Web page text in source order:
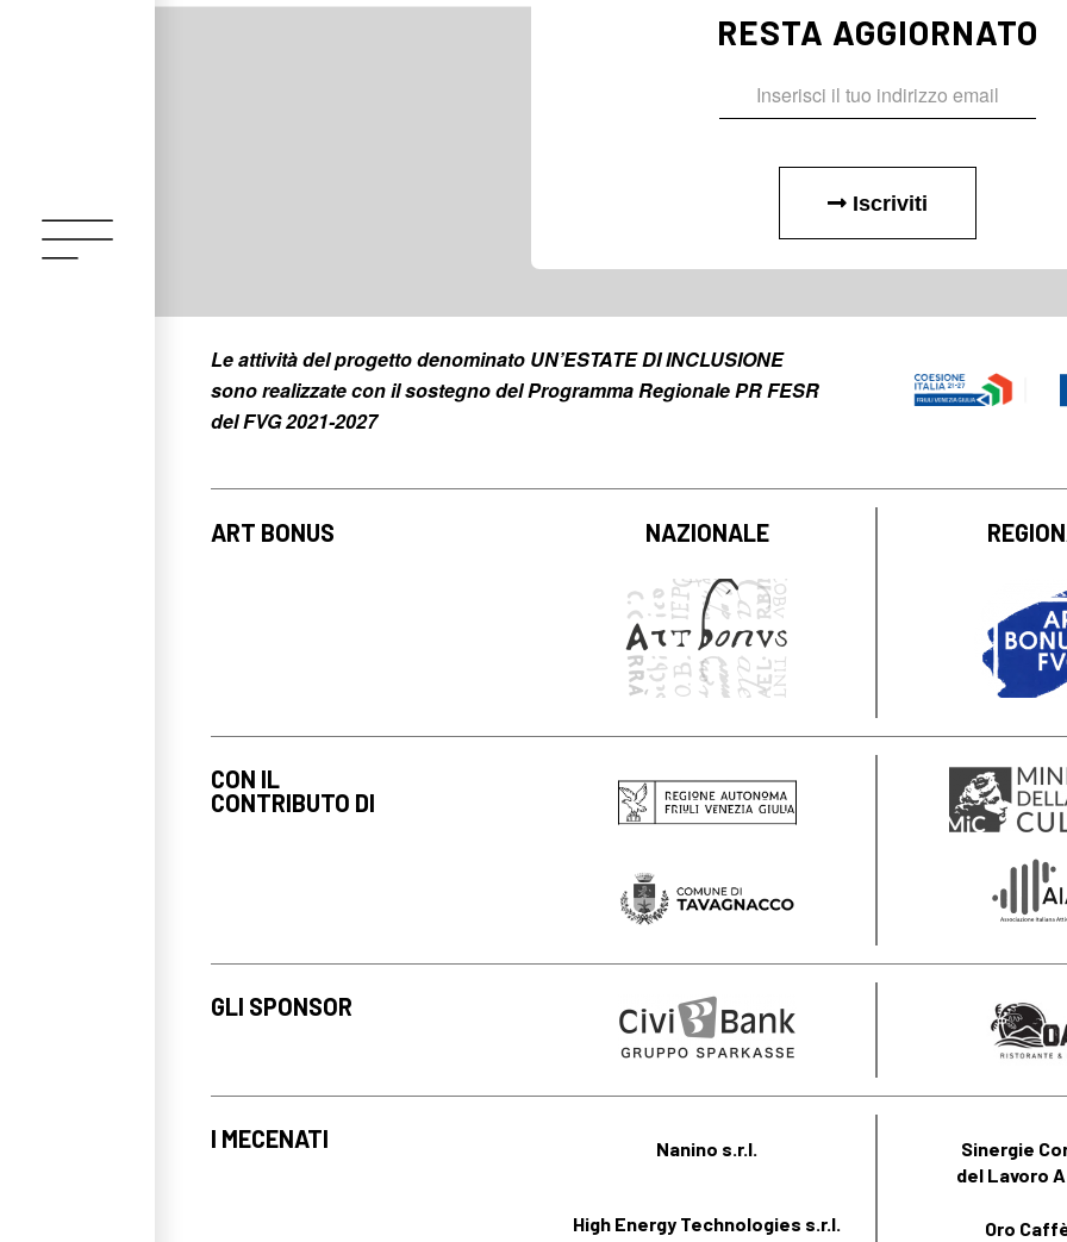
RESTA AGGIORNATO
Iscriviti
Le attività del progetto denominato UN’ESTATE DI INCLUSIONE
sono realizzate con il sostegno del Programma Regionale PR FESR
del FVG 2021-2027
ART BONUS NAZIONALE
CON IL
CONTRIBUTO DI
GLI SPONSOR
I MECENATI Nanino s.r.l.
High Energy Technologies s.r.l.
Sinergie
del Lavoro
Oro